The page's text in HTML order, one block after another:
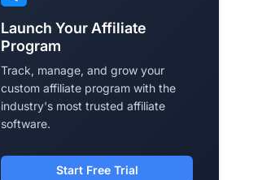
Launch Your Affiliate
Program
Track, manage, and grow your
custom affiliate program with the
industry's most trusted affiliate
software.
Start Free Trial